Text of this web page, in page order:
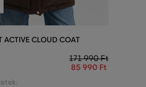
ACTIVE CLOUD COAT
171 990 Ft
85 990 Ft